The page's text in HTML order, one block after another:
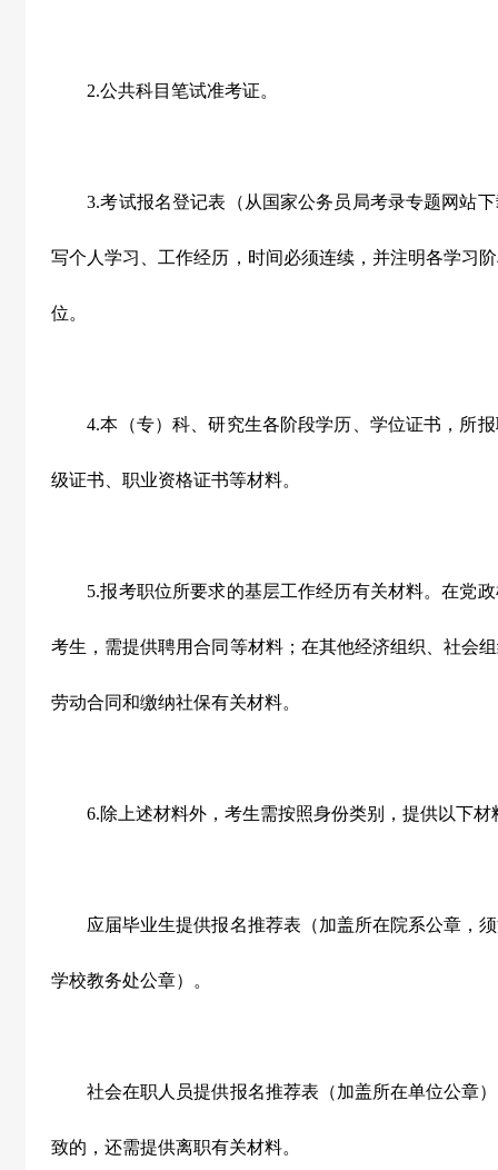
2.公共科目笔试准考证。
3.考试报名登记表（从国家公务员局考录专题网站
写个人学习、工作经历，时间必须连续，并注明各学习
位。
4.本（专）科、研究生各阶段学历、学位证书，所
级证书、职业资格证书等材料。
5.报考职位所要求的基层工作经历有关材料。在党
考生，需提供聘用合同等材料；在其他经济组织、社会
劳动合同和缴纳社保有关材料。
6.除上述材料外，考生需按照身份类别，提供以下材
应届毕业生提供报名推荐表（加盖所在院系公章，须
学校教务处公章）。
社会在职人员提供报名推荐表（加盖所在单位公章）
致的，还需提供离职有关材料。